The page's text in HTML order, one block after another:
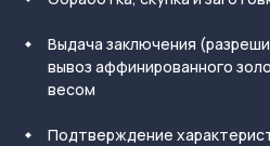
Выдача заключения
вывоз аффинированного
весом
Подтверждение